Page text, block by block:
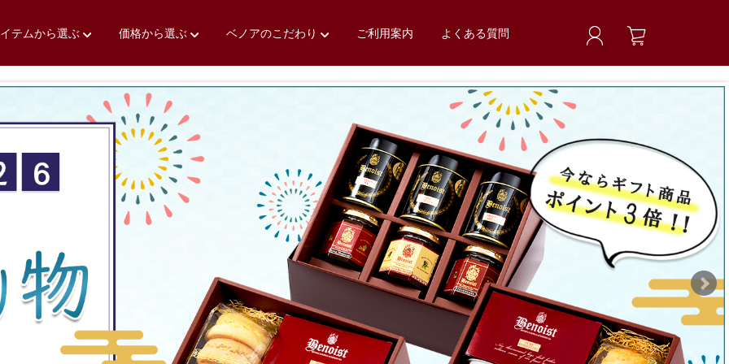
テムから選ぶ 価格から選ぶ ベノアのこだわり ご利用案内 よくある質問